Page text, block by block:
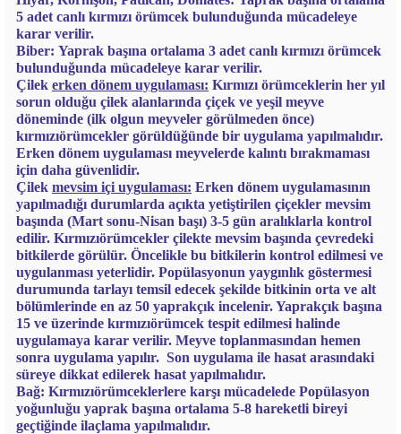
5 adet canlı kırmızı örümcek bulunduğunda mücadeleye
karar verilir.
Biber: Yaprak başına ortalama 3 adet canlı kırmızı örümcek
bulunduğunda mücadeleye karar verilir.
Çilek erken dönem uygulaması: Kırmızı örümceklerin her yıl
sorun olduğu çilek alanlarında çiçek ve yeşil meyve
döneminde (ilk olgun meyveler görülmeden önce)
kırmızıörümcekler görüldüğünde bir uygulama yapılmalıdır.
Erken dönem uygulaması meyvelerde kalıntı bırakmaması
için daha güvenlidir.
Çilek mevsim içi uygulaması: Erken dönem uygulamasının
yapılmadığı durumlarda açıkta yetiştirilen çiçekler mevsim
başında (Mart sonu-Nisan başı) 3-5 gün aralıklarla kontrol
edilir. Kırmızıörümcekler çilekte mevsim başında çevredeki
bitkilerde görülür. Öncelikle bu bitkilerin kontrol edilmesi ve
uygulanması yeterlidir. Popülasyonun yaygınlık göstermesi
durumunda tarlayı temsil edecek şekilde bitkinin orta ve alt
bölümlerinde en az 50 yaprakçık incelenir. Yaprakçık başına
15 ve üzerinde kırmızıörümcek tespit edilmesi halinde
uygulamaya karar verilir. Meyve toplanmasından hemen
sonra uygulama yapılır. Son uygulama ile hasat arasındaki
süreye dikkat edilerek hasat yapılmalıdır.
Bağ: Kırmızıörümceklerlere karşı mücadelede Popülasyon
yoğunluğu yaprak başına ortalama 5-8 hareketli bireyi
geçtiğinde ilaçlama yapılmalıdır.